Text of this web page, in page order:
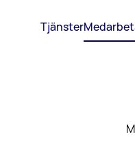
Tjänster